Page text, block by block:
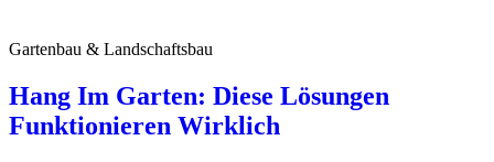
Gartenbau & Landschaftsbau
Hang Im Garten: Diese Lösungen
Funktionieren Wirklich